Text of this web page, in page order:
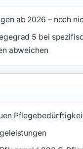
ab 2026 – noch
5 bei
abweichen